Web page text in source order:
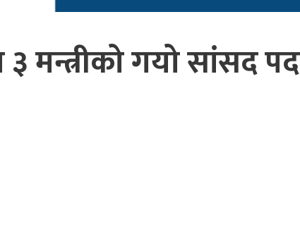
मन्त्रीको गयो सांसद पद